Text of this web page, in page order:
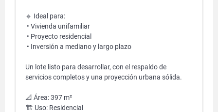
🔹 Ideal para:
• Vivienda unifamiliar
• Proyecto residencial
• Inversión a mediano y largo plazo
Un lote listo para desarrollar, con el respaldo de
servicios completos y una proyección urbana sólida.
📐 Área: 397 m²
🏗️ Uso: Residencial